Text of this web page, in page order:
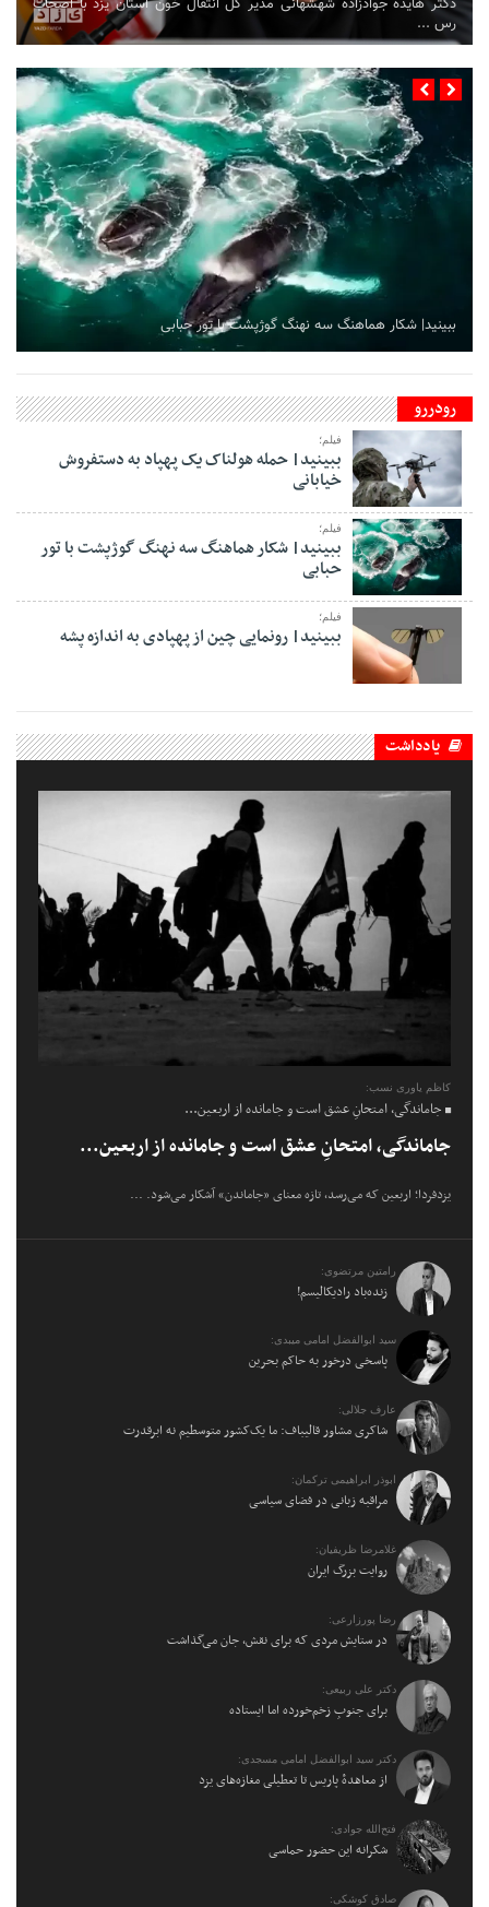
رس ...
ببینید| شکار هماهنگ سه نهنگ گوژپشت با تور حبابی
رودررو
فیلم؛
ببینید| حمله هولناک یک پهپاد به دستفروش
خیابانی
فیلم؛
ببینید| شکار هماهنگ سه نهنگ گوژپشت با تور
حبابی
فیلم؛
ببینید| رونمایی چین از پهپادی به اندازه پشه
یادداشت
کاظم یاوری نسب:
جاماندگی، امتحانِ عشق است و جامانده از اربعین...
جاماندگی، امتحانِ عشق است و جامانده از اربعین...
یزدفردا؛ اربعین که می‌رسد، تازه معنای «جاماندن» آشکار می‌شود. ...
رامتین مرتضوی:
زنده‌باد رادیکالیسم!
سید ابوالفضل امامی میبدی:
پاسخی درخور به حاکم بحرین
عارف جلالی:
شاکری مشاور قالیباف: ما یک‌کشور متوسطیم نه ابرقدرت
ابوذر ابراهیمی ترکمان:
مراقبه زبانی در فضای سیاسی
غلامرضا ظریفیان:
روایت بزرگ ایران
رضا پورزارعی:
در ستایش مردی که برای نقش، جان می‌گذاشت
دکتر علی ربیعی:
برای جنوبِ زخم‌خورده اما ایستاده
دکتر سید ابوالفضل امامی مسجدی:
از معاهدهٔ پاریس تا تعطیلی مغازه‌های یزد
فتح‌الله جوادی:
شکرانه این حضور حماسی
صادق کوشکی: